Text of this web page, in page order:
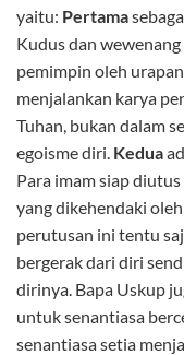
yaitu: Pertama
Kudus dan
pemimpin oleh
menjalankan karya
Tuhan, bukan dalam
egoisme diri. Kedua
Para imam siap
yang dikehendaki
perutusan ini tentu
bergerak dari diri
dirinya. Bapa Uskup
untuk senantiasa
senantiasa setia